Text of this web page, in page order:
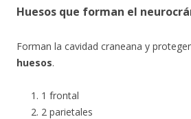
Huesos que forman el
Forman la cavidad craneana y
huesos.
1 frontal
2 parietales